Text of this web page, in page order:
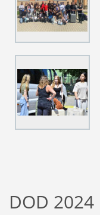
DOD 2024